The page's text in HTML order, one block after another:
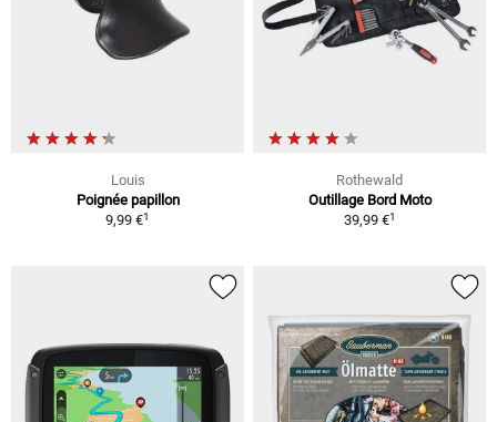
Louis
Poignée papillon
9,99 €1
Rothewald
Outillage Bord Moto
39,99 €1